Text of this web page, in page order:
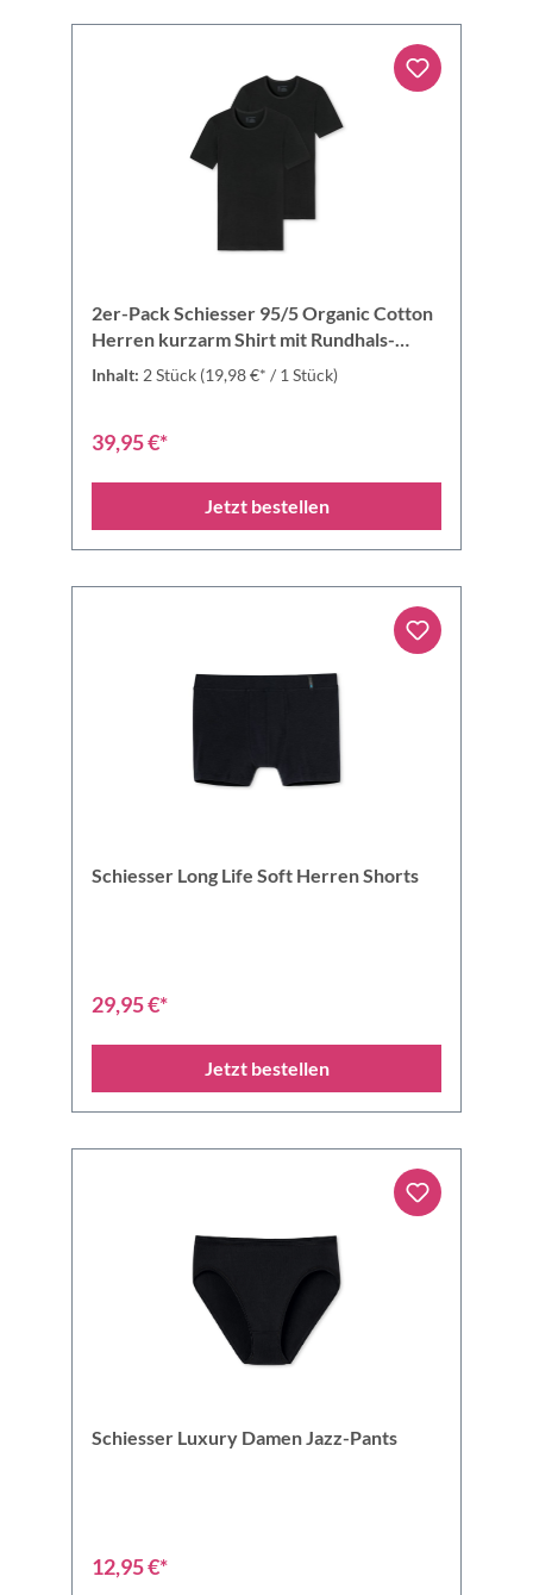
2er-Pack Schiesser 95/5 Organic Cotton
Herren kurzarm Shirt mit Rundhals-
Ausschnitt
Inhalt: 2 Stück (19,98 €* / 1 Stück)
39,95 €*
Jetzt bestellen
Schiesser Long Life Soft Herren Shorts
29,95 €*
Jetzt bestellen
Schiesser Luxury Damen Jazz-Pants
12,95 €*